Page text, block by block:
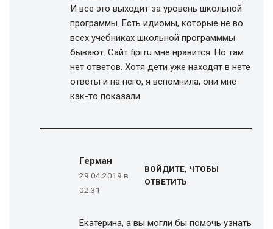
И все это выходит за уровень школьной
программы. Есть идиомы, которые не во
всех учебниках школьной программмы
бывают. Сайт fipi.ru мне нравится. Но там
нет ответов. Хотя дети уже находят в нете
ответы и на него, я вспомнила, они мне
как-то показали.
Герман
29.04.2019 в
02:31
ВОЙДИТЕ, ЧТОБЫ
ОТВЕТИТЬ
Екатерина, а вы могли бы помочь узнать